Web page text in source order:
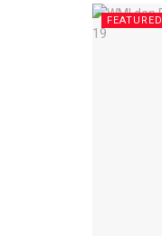
FEATURED